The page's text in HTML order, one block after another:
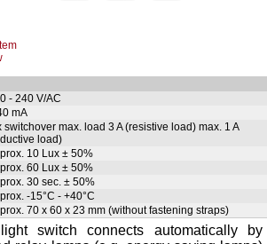
- 240 V/AC
mA
switchover max. load 3 A (resistive load) max. 1 A
load)
10 Lux ± 50%
60 Lux ± 50%
30 sec. ± 50%
-15°C - +40°C
70 x 60 x 23 mm (without fastening straps)
switch connects automatically by